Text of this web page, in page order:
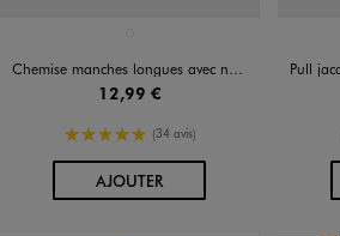
Chemise manches longues avec nœud papillon bébé garçon
12,99 €
5/5 de moyenne
(34 avis)
AJOUTERAU PANIER
Pull